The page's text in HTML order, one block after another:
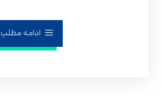
ادامه مطلب